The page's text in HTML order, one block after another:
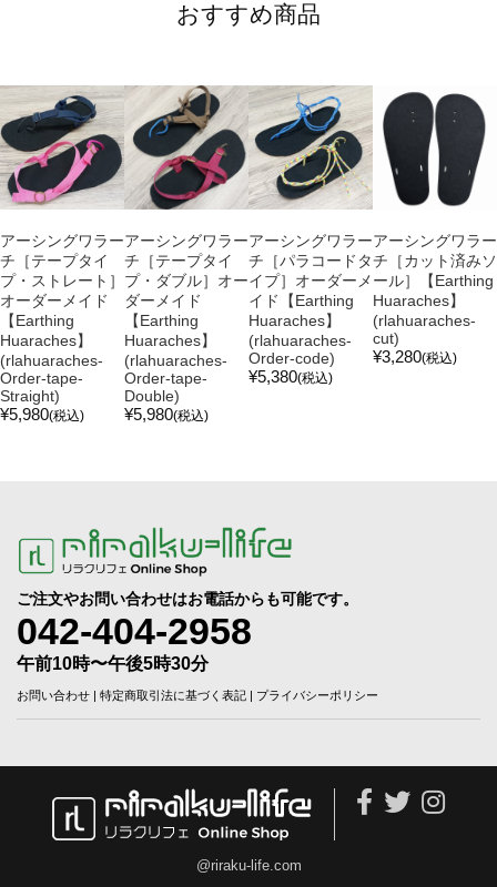
おすすめ商品
アーシングワラー
チ［テープタイ
プ・ストレート］
オーダーメイド
【Earthing
Huaraches】
(rlahuaraches-
Order-tape-
Straight)
¥5,980(税込)
アーシングワラー
チ［テープタイ
プ・ダブル］オー
ダーメイド
【Earthing
Huaraches】
(rlahuaraches-
Order-tape-
Double)
¥5,980(税込)
アーシングワラー
チ［パラコードタ
イプ］オーダーメ
イド【Earthing
Huaraches】
(rlahuaraches-
Order-code)
¥5,380(税込)
アーシングワラー
チ［カット済みソ
ール］【Earthing
Huaraches】
(rlahuaraches-
cut)
¥3,280(税込)
ご注文やお問い合わせはお電話からも可能です。
042-404-2958
午前10時〜午後5時30分
お問い合わせ| 特定商取引法に基づく表記| プライバシーポリシー
@riraku-life.com